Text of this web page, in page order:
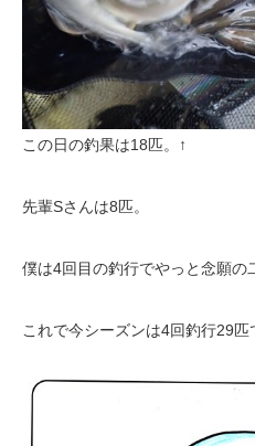
この日の釣果は18匹。↑
先輩Sさんは8匹。
僕は4回目の釣行でやっと念願の
これで今シーズンは4回釣行29匹